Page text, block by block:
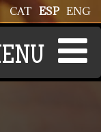
ENG
ESP
CAT